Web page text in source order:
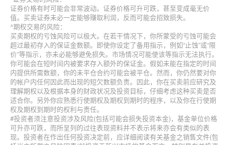
证券价格有时可能会非常波动。证券价格可升可跌，甚至变成毫无价
值。买卖证券未必一定能够赚取利润，反而可能会招致损失。
^期权交易的风险：
买卖期权的亏蚀风险可以极大。在若干情况下，你所蒙受的亏蚀可能会
超过最初存入的保证金数额。即使你设定了备用指示，例如“止蚀”或“限
价”等指示，亦未必能够避免损失。市场情况可能使该等指示无法执行。
你可能会在短时间内被要求存入额外的保证金。假如未能在指定的时间
内提供所需数额，你的未平仓合约可能会被平仓。然而，你仍然要对你
的帐户内任何因此而出现的短欠数额负责。因此，你在买卖前应研究及
理解期权以及根据本身的财政状况及投资目标，仔细考虑这种买卖是否
适合你。另外你应熟悉行使期权及期权到期时的程序，以及你在行使期
权及期权到期时的权利与责任。
#投资者须注意投资涉及风险(包括可能会损失投资本金)，基金单位价格
可升亦可跌，而所呈列的过往表现资料并不表示将来亦会有类似的表
现。投资者在作出任何投资决定前，应详细阅读有关基金之销售文件(包